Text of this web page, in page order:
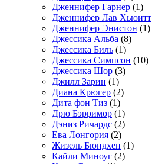
Дженнифер Гарнер (1)
Дженнифер Лав Хьюитт
Дженнифер Энистон (1)
Джессика Альба (8)
Джессика Биль (1)
Джессика Симпсон (10)
Джессика Шор (3)
Джилл Зарин (1)
Диана Крюгер (2)
Дита фон Тиз (1)
Дрю Бэрримор (1)
Дэниз Ричардс (2)
Ева Лонгория (2)
Жизель Бюндхен (1)
Кайли Миноуг (2)